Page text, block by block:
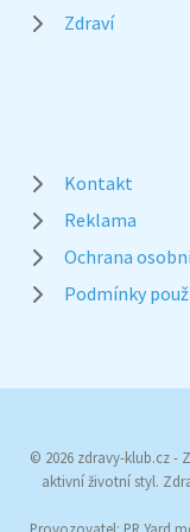
Zdraví
Kontakt
Reklama
Ochrana
Podmínky
© 2026 zdravy-klub.cz -
aktivní životní styl.